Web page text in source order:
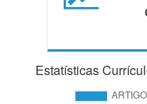
Estatísticas